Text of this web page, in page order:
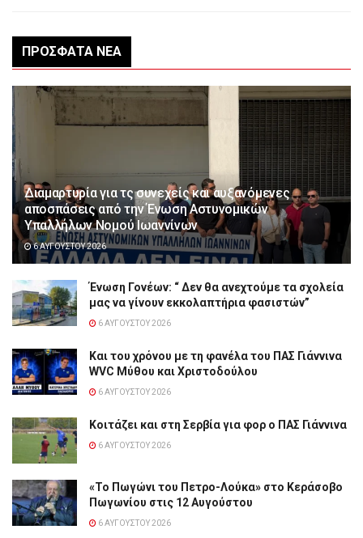
ΠΡΌΣΦΑΤΑ ΝΈΑ
Διαμαρτυρία για τς συνεχείς και αυξανόμενες
αποσπάσεις από την Ένωση Αστυνομικών
Υπαλλήλων Νομού Ιωαννίνων
6 ΑΥΓΟΎΣΤΟΥ 2026
Ένωση Γονέων: “ Δεν θα ανεχτούμε τα σχολεία
μας να γίνουν εκκολαπτήρια φασιστών”
6 ΑΥΓΟΎΣΤΟΥ 2026
Και του χρόνου με τη φανέλα του ΠΑΣ Γιάννινα
WVC Μύθου και Χριστοδούλου
6 ΑΥΓΟΎΣΤΟΥ 2026
Κοιτάζει και στη Σερβία για φορ ο ΠΑΣ Γιάννινα
6 ΑΥΓΟΎΣΤΟΥ 2026
«Το Πωγώνι του Πετρο-Λούκα» στο Κεράσοβο
Πωγωνίου στις 12 Αυγούστου
6 ΑΥΓΟΎΣΤΟΥ 2026